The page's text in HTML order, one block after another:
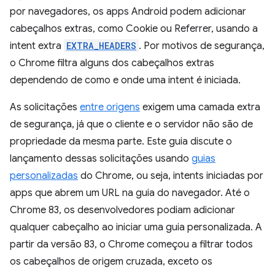
por navegadores, os apps Android podem adicionar
cabeçalhos extras, como Cookie ou Referrer, usando a
intent extra EXTRA_HEADERS . Por motivos de segurança,
o Chrome filtra alguns dos cabeçalhos extras
dependendo de como e onde uma intent é iniciada.
As solicitações entre origens exigem uma camada extra
de segurança, já que o cliente e o servidor não são de
propriedade da mesma parte. Este guia discute o
lançamento dessas solicitações usando guias
personalizadas do Chrome, ou seja, intents iniciadas por
apps que abrem um URL na guia do navegador. Até o
Chrome 83, os desenvolvedores podiam adicionar
qualquer cabeçalho ao iniciar uma guia personalizada. A
partir da versão 83, o Chrome começou a filtrar todos
os cabeçalhos de origem cruzada, exceto os